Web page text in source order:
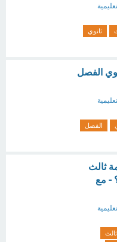
ثانوي
الفصل
الفصل
ثالث
الفصل الاول 1446؟ - مع
ثالث